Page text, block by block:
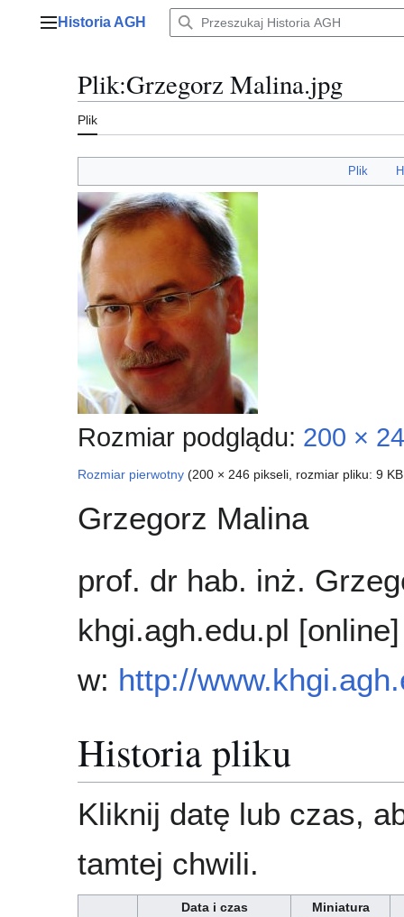
Menu główne
Historia AGH
Plik:Grzegorz Malina.jpg
Plik
Plik
Rozmiar podglądu: 200 ×
Rozmiar pierwotny (200 × 246 pikseli, rozmiar pliku: 9
Grzegorz Malina
prof. dr hab. inż.
khgi.agh.edu.pl
w: http://
Historia pliku
Kliknij datę lub czas,
tamtej chwili.
Data i czas
Miniatura